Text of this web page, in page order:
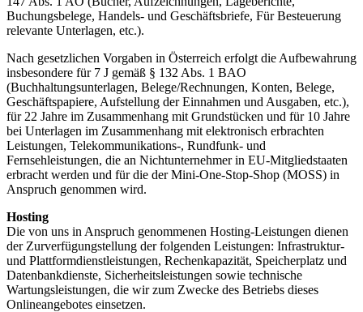
Buchungsbelege, Handels- und Geschäftsbriefe, Für Besteuerung
relevante Unterlagen, etc.).
Nach gesetzlichen Vorgaben in Österreich erfolgt die Aufbewahrung
insbesondere für 7 J gemäß § 132 Abs. 1 BAO
(Buchhaltungsunterlagen, Belege/Rechnungen, Konten, Belege,
Geschäftspapiere, Aufstellung der Einnahmen und Ausgaben, etc.),
für 22 Jahre im Zusammenhang mit Grundstücken und für 10 Jahre
bei Unterlagen im Zusammenhang mit elektronisch erbrachten
Leistungen, Telekommunikations-, Rundfunk- und
Fernsehleistungen, die an Nichtunternehmer in EU-Mitgliedstaaten
erbracht werden und für die der Mini-One-Stop-Shop (MOSS) in
Anspruch genommen wird.
Hosting
Die von uns in Anspruch genommenen Hosting-Leistungen dienen
der Zurverfügungstellung der folgenden Leistungen: Infrastruktur-
und Plattformdienstleistungen, Rechenkapazität, Speicherplatz und
Datenbankdienste, Sicherheitsleistungen sowie technische
Wartungsleistungen, die wir zum Zwecke des Betriebs dieses
Onlineangebotes einsetzen.